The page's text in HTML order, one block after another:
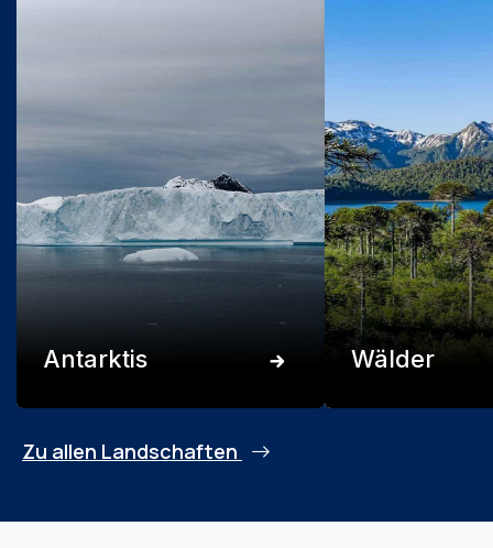
Antarktis Wälder
Zu allen Landschaften